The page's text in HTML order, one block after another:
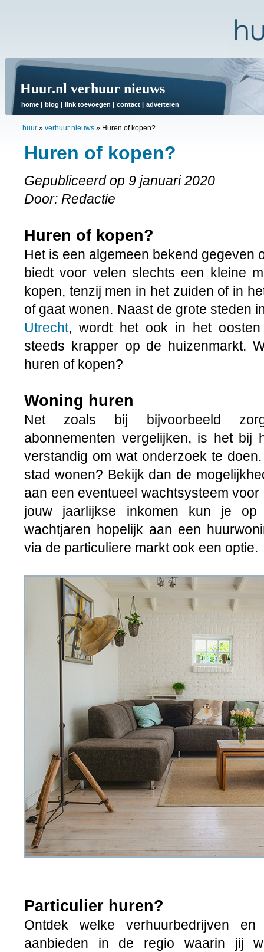
Huur.nl verhuur nieuws
home | blog | link toevoegen | contact | adverteren
huur » verhuur nieuws » Huren of kopen?
Huren of kopen?
Gepubliceerd op 9 januari 2020
Door: Redactie
Huren of kopen?
Het is een algemeen bekend gegeven
biedt voor velen slechts een kleine
kopen, tenzij men in het zuiden of in
of gaat wonen. Naast de grote steden
Utrecht, wordt het ook in het
steeds krapper op de huizenmarkt.
huren of kopen?
Woning huren
Net zoals bij bijvoorbeeld
abonnementen vergelijken, is het bij
verstandig om wat onderzoek te
stad wonen? Bekijk dan de
aan een eventueel wachtsysteem
jouw jaarlijkse inkomen kun je
wachtjaren hopelijk aan een
via de particuliere markt ook een optie.
Particulier huren?
Ontdek welke verhuurbedrijven en
aanbieden in de regio waarin jij